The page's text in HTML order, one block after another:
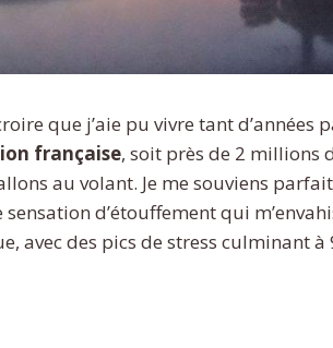
que j’aie pu vivre tant d’années
française, soit près de 2 millions
au volant. Je me souviens
d’étouffement qui
des pics de stress culminant à